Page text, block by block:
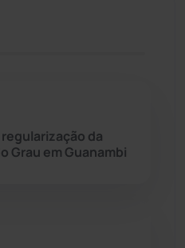
(97)
da
Grau em Guanambi